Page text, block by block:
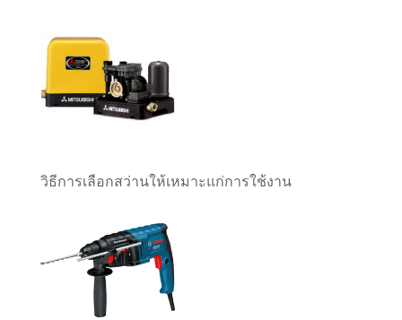
วิธีการเลือกสว่านให้เหมาะแก่การใช้งาน